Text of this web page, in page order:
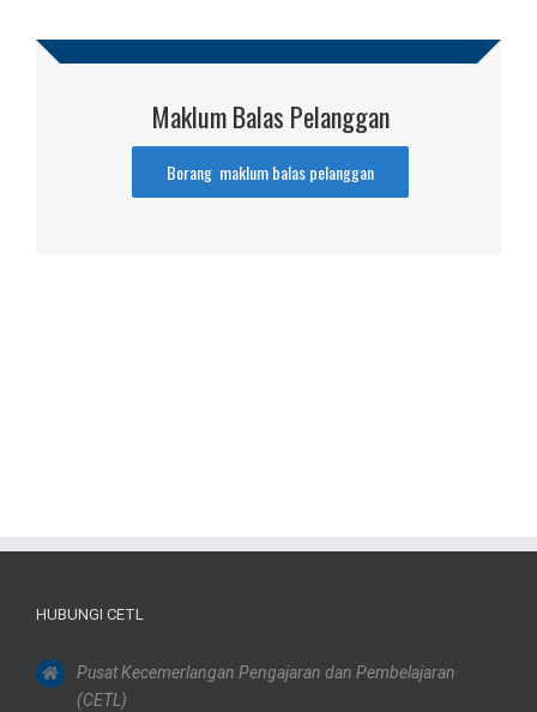
Maklum Balas Pelanggan
Borang maklum balas pelanggan
HUBUNGI CETL
Pusat Kecemerlangan Pengajaran dan Pembelajaran
(CETL)